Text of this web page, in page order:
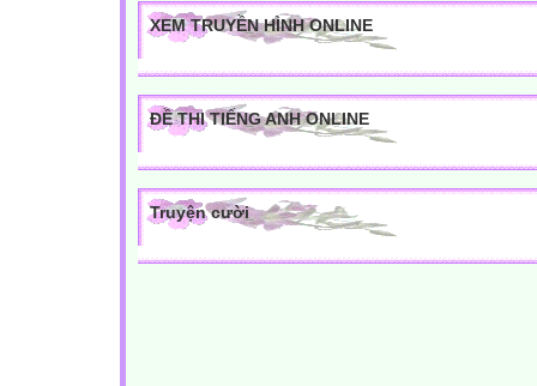
XEM TRUYỀN HÌNH ONLINE
ĐỀ THI TIẾNG ANH ONLINE
Truyện cười